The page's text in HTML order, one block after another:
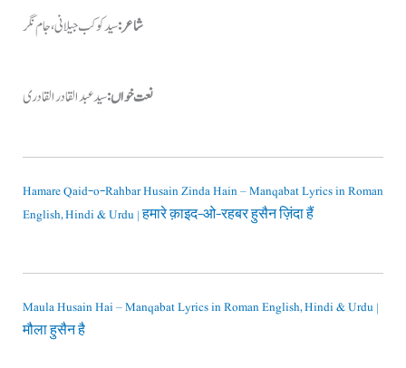
شاعر:سید کوکب جیلانی، جام نگر
نعت خواں:سید عبد القادر القادری
Hamare Qaid-o-Rahbar Husain Zinda Hain – Manqabat Lyrics in Roman
English, Hindi & Urdu | हमारे क़ाइद-ओ-रहबर हुसैन ज़िंदा हैं
Maula Husain Hai – Manqabat Lyrics in Roman English, Hindi & Urdu |
मौला हुसैन है